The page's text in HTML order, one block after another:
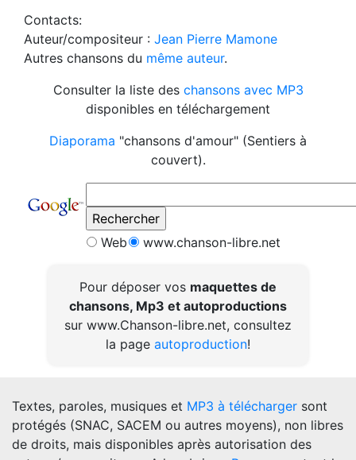
Contacts:
Auteur/compositeur : Jean Pierre Mamone
Autres chansons du même auteur.
Consulter la liste des chansons avec MP3
disponibles en téléchargement
Diaporama "chansons d'amour" (Sentiers à
couvert).
Web www.chanson-libre.net
Pour déposer vos maquettes de
chansons, Mp3 et autoproductions
sur www.Chanson-libre.net, consultez
la page autoproduction!
Textes, paroles, musiques et MP3 à télécharger sont
protégés (SNAC, SACEM ou autres moyens), non libres
de droits, mais disponibles après autorisation des